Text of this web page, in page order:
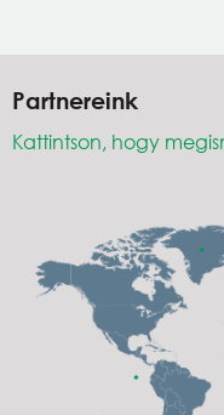
Partnereink
Kattintson, hogy